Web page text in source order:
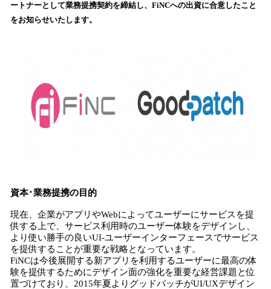
込
み
ートナーとして業務提携契約を締結し、FiNCへの出資に合意したこと
をお知らせいたします。
資本･業務提携の目的
現在、企業がアプリやWebによってユーザーにサービスを提
供する上で、サービス利用時のユーザー体験をデザインし、
より使い勝手の良いUI-ユーザーインターフェースでサービス
を提供することが重要な戦略となっています。
FiNCは今後展開する新アプリを利用するユーザーに最高の体
験を提供するためにデザイン面の強化を重要な経営課題と位
置づけており、2015年夏よりグッドパッチがUI/UXデザイン